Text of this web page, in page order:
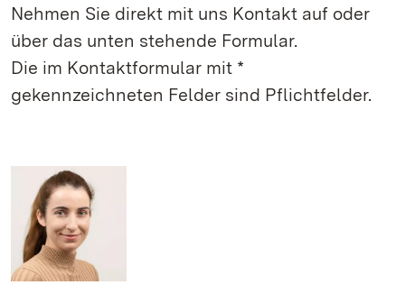
Nehmen Sie direkt mit uns Kontakt auf oder
über das unten stehende Formular.
Die im Kontaktformular mit *
gekennzeichneten Felder sind Pflichtfelder.